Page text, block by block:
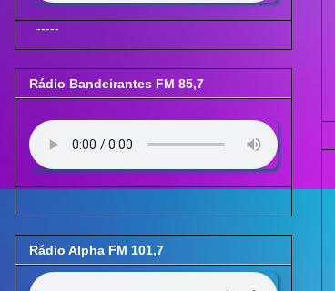
-----
Rádio Bandeirantes FM 85,7
Rádio Alpha FM 101,7